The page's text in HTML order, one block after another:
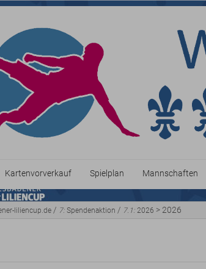
Kartenvorverkauf Spielplan Mannschaften
liliencup.de / 7: Spendenaktion / 7.1: 2026 > 2026